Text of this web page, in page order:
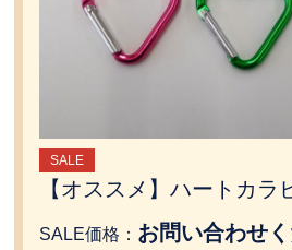
SALE
【オススメ】ハートカラ
SALE価格： お問い合わせく